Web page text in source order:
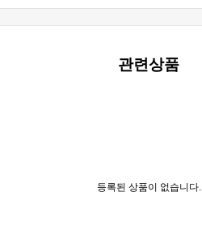
관련상품
등록된 상품이 없습니다.